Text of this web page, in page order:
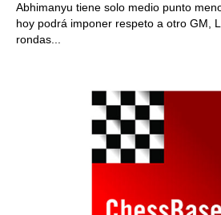
Abhimanyu tiene solo medio punto
hoy podrá imponer respeto a otro GM,
rondas...